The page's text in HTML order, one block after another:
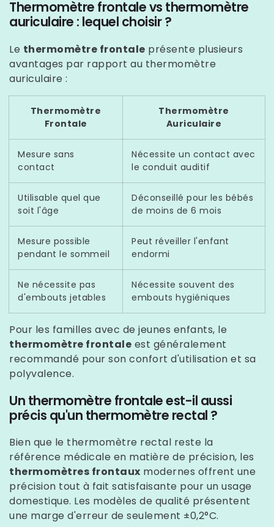
Thermomètre frontale vs thermomètre
auriculaire : lequel choisir ?
Le thermomètre frontale présente plusieurs
avantages par rapport au thermomètre
auriculaire :
Thermomètre
Frontale
Thermomètre
Auriculaire
Mesure sans
contact
Nécessite un contact avec
le conduit auditif
Utilisable quel que
soit l'âge
Déconseillé pour les bébés
de moins de 6 mois
Mesure possible
pendant le sommeil
Peut réveiller l'enfant
endormi
Ne nécessite pas
d'embouts jetables
Nécessite souvent des
embouts hygiéniques
Pour les familles avec de jeunes enfants, le
thermomètre frontale est généralement
recommandé pour son confort d'utilisation et sa
polyvalence.
Un thermomètre frontale est-il aussi
précis qu'un thermomètre rectal ?
Bien que le thermomètre rectal reste la
référence médicale en matière de précision, les
thermomètres frontaux modernes offrent une
précision tout à fait satisfaisante pour un usage
domestique. Les modèles de qualité présentent
une marge d'erreur de seulement ±0,2°C.